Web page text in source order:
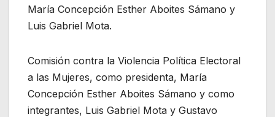
María Concepción Esther Aboites Sámano y
Luis Gabriel Mota.
Comisión contra la Violencia Política Electoral
a las Mujeres, como presidenta, María
Concepción Esther Aboites Sámano y como
integrantes, Luis Gabriel Mota y Gustavo